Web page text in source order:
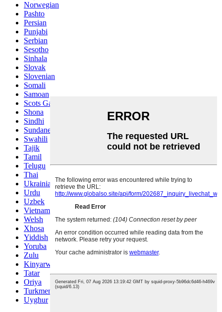
Norwegian
Pashto
Persian
Punjabi
Serbian
Sesotho
Sinhala
Slovak
Slovenian
Somali
Samoan
Scots Gaelic
Shona
Sindhi
Sundanese
Swahili
Tajik
Tamil
Telugu
Thai
Ukrainian
Urdu
Uzbek
Vietnamese
Welsh
Xhosa
Yiddish
Yoruba
Zulu
Kinyarwanda
Tatar
Oriya
Turkmen
Uyghur